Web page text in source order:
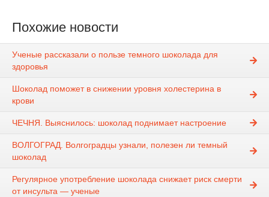
Похожие новости
Ученые рассказали о пользе темного шоколада для
здоровья
Шоколад поможет в снижении уровня холестерина в
крови
ЧЕЧНЯ. Выяснилось: шоколад поднимает настроение
ВОЛГОГРАД. Волгоградцы узнали, полезен ли темный
шоколад
Регулярное употребление шоколада снижает риск смерти
от инсульта — ученые